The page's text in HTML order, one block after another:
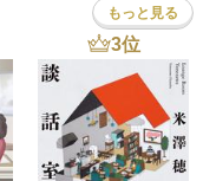
もっと見る
3位